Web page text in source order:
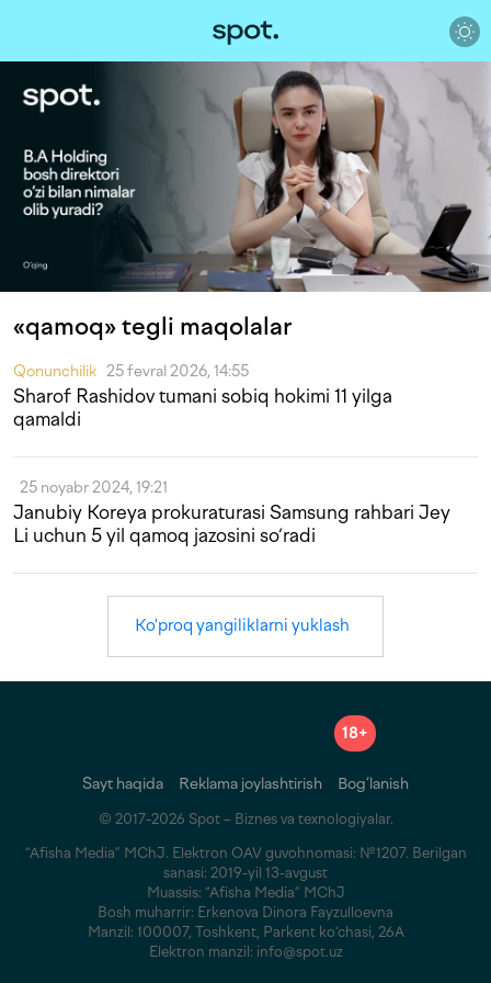
«qamoq» tegli maqolalar
Qonunchilik 25 fevral 2026, 14:55
Sharof Rashidov tumani sobiq hokimi 11 yilga
qamaldi
25 noyabr 2024, 19:21
Janubiy Koreya prokuraturasi Samsung rahbari Jey
Li uchun 5 yil qamoq jazosini so‘radi
Ko'proq yangiliklarni yuklash
18+
Sayt haqida Reklama joylashtirish Bog‘lanish
© 2017-2026 Spot – Biznes va texnologiyalar.
“Afisha Media” MChJ. Elektron OAV guvohnomasi: №1207. Berilgan
sanasi: 2019-yil 13-avgust
Muassis: “Afisha Media” MChJ
Bosh muharrir: Erkenova Dinora Fayzulloevna
Manzil: 100007, Toshkent, Parkent ko‘chasi, 26A
Elektron manzil: info@spot.uz